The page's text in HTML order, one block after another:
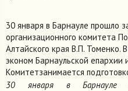
30 января в Барнауле прошло
организационного комитета
Алтайского края В.П. Томенко.
эконом Барнаульской епархии
Комитетзанимается
30 января в Барнауле